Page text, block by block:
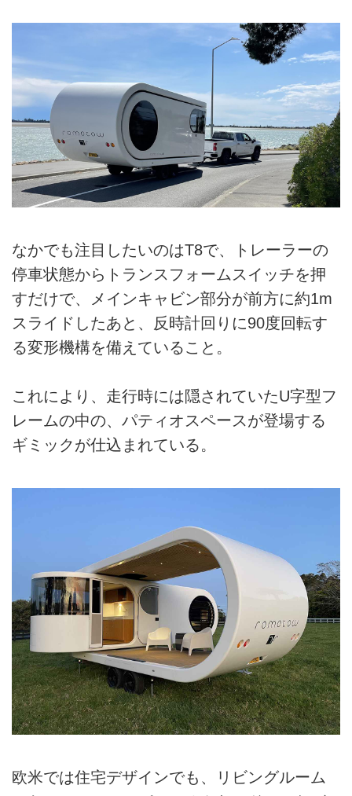
なかでも注目したいのはT8で、トレーラーの
停車状態からトランスフォームスイッチを押
すだけで、メインキャビン部分が前方に約1m
スライドしたあと、反時計回りに90度回転す
る変形機構を備えていること。
これにより、走行時には隠されていたU字型フ
レームの中の、パティオスペースが登場する
ギミックが仕込まれている。
欧米では住宅デザインでも、リビングルーム